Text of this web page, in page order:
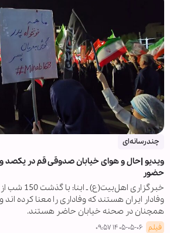
چندرسانه‌ای
ویدیو |حال و هوای خیابان صدوقی قم در
حضور
خبرگزاری
وفادار ایران هستند که وفاداری را معنا کرده
همچنان در صحنه خیابان حاضر هستند.
فیلم ۱۴۰۵-۰۵-۰۶ ۰۹:۵۷